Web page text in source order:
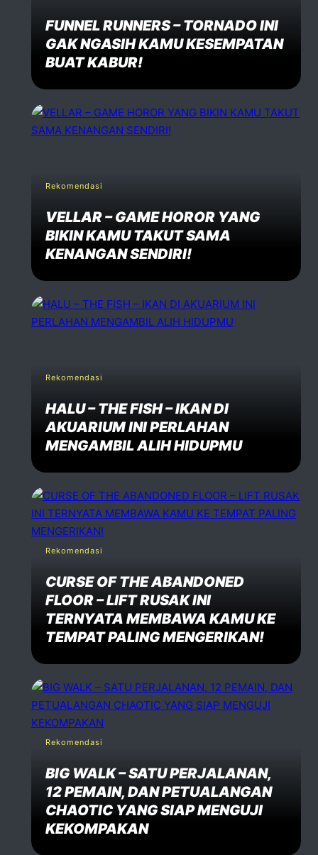
Name *
Email *
Website
Comment *
Post Comment
FUNNEL RUNNERS – TORNADO INI
GAK NGASIH KAMU KESEMPATAN
BUAT KABUR!
Rekomendasi
VELLAR – GAME HOROR YANG
BIKIN KAMU TAKUT SAMA
KENANGAN SENDIRI!
Rekomendasi
HALU – THE FISH – IKAN DI
AKUARIUM INI PERLAHAN
MENGAMBIL ALIH HIDUPMU
Rekomendasi
CURSE OF THE ABANDONED
FLOOR – LIFT RUSAK INI
TERNYATA MEMBAWA KAMU KE
TEMPAT PALING MENGERIKAN!
Rekomendasi
BIG WALK – SATU PERJALANAN,
12 PEMAIN, DAN PETUALANGAN
CHAOTIC YANG SIAP MENGUJI
KEKOMPAKAN